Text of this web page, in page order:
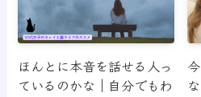
ほんとに本音を話せる人っ
ているのかな｜自分でもわ